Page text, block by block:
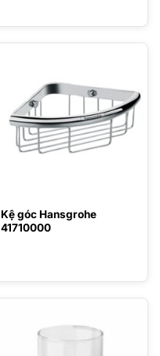
Kệ góc Hansgrohe
41710000